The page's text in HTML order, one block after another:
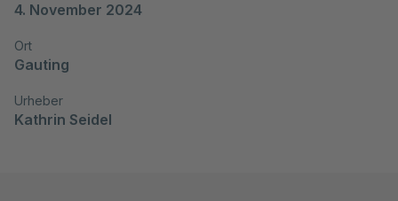
4. November 2024
Ort
Gauting
Urheber
Kathrin Seidel